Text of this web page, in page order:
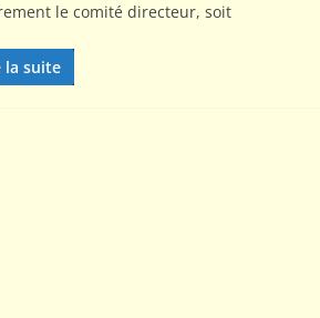
le comité directeur, soit
la suite